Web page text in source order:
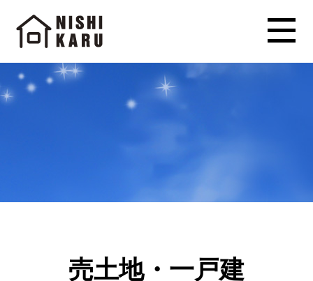
売土地・一戸建